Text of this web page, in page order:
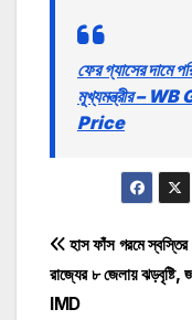
ফের গ্যাসের দামে
মূখ্যমন্ত্রীর –
Price
Post
হাস ফাঁস গরমে
রাজ্যের ৮ জেলায় ঝড়বৃষ্টি,
IMD